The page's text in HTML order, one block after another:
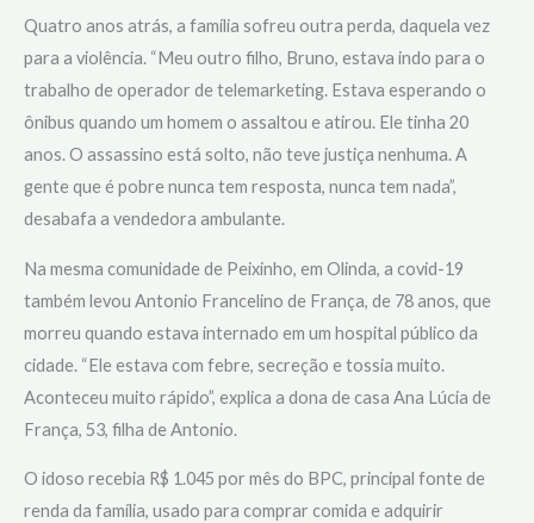
Quatro anos atrás, a família sofreu outra perda, daquela vez
para a violência. “Meu outro filho, Bruno, estava indo para o
trabalho de operador de telemarketing. Estava esperando o
ônibus quando um homem o assaltou e atirou. Ele tinha 20
anos. O assassino está solto, não teve justiça nenhuma. A
gente que é pobre nunca tem resposta, nunca tem nada”,
desabafa a vendedora ambulante.
Na mesma comunidade de Peixinho, em Olinda, a covid-19
também levou Antonio Francelino de França, de 78 anos, que
morreu quando estava internado em um hospital público da
cidade. “Ele estava com febre, secreção e tossia muito.
Aconteceu muito rápido”, explica a dona de casa Ana Lúcia de
França, 53, filha de Antonio.
O idoso recebia R$ 1.045 por mês do BPC, principal fonte de
renda da família, usado para comprar comida e adquirir